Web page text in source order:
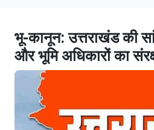
भू-कानून: उत्तराखंड की
और भूमि अधिकारों का